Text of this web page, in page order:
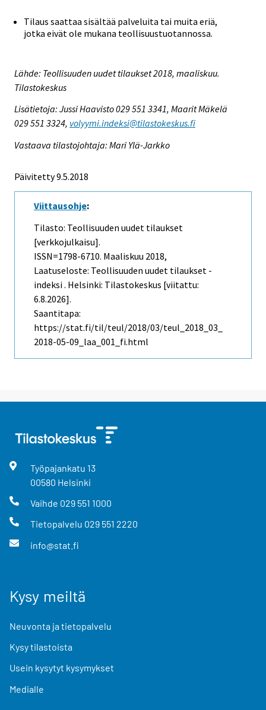
Tilaus saattaa sisältää palveluita tai muita eriä,
jotka eivät ole mukana teollisuustuotannossa.
Lähde: Teollisuuden uudet tilaukset 2018, maaliskuu.
Tilastokeskus
Lisätietoja: Jussi Haavisto 029 551 3341, Maarit Mäkelä
029 551 3324, volyymi.indeksi@tilastokeskus.fi
Vastaava tilastojohtaja: Mari Ylä-Jarkko
Päivitetty 9.5.2018
Viittausohje:
Tilasto: Teollisuuden uudet tilaukset
[verkkojulkaisu].
ISSN=1798-6710. Maaliskuu 2018,
Laatuseloste: Teollisuuden uudet tilaukset -
indeksi . Helsinki: Tilastokeskus [viitattu:
6.8.2026].
Saantitapa:
https://stat.fi/til/teul/2018/03/teul_2018_03_
2018-05-09_laa_001_fi.html
Työpajankatu 13
00580 Helsinki
Vaihde 029 551 1000
Tietopalvelu 029 551 2220
info@stat.fi
Kysy meiltä
Neuvonta ja tietopalvelu
Kysy tilastoista
Usein kysytyt kysymykset
Medialle